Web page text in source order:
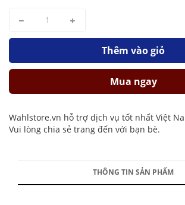
Thêm vào giỏ
Mua ngay
Wahlstore.vn hỗ trợ dịch vụ tốt nhất Việt
Vui lòng chia sẻ trang đến với bạn bè.
THÔNG TIN SẢN PHẨM